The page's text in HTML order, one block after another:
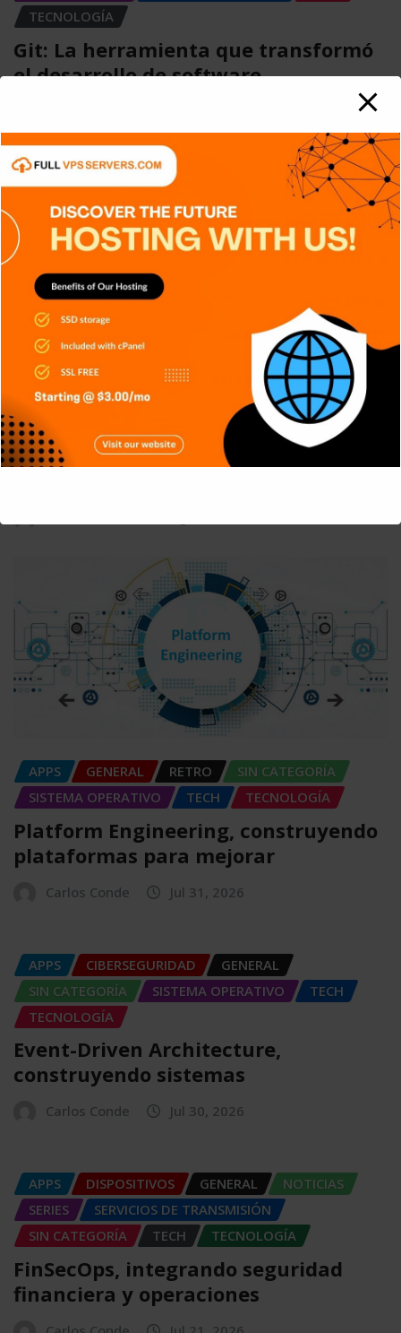
TECNOLOGÍA
Git: La herramienta que transformó
el desarrollo de software
APPS DISPOSITIVOS
NOTICIAS
SIN CATEGORÍA
SISTEMA OPERATIVO
TECH
TECNOLOGÍA
SIEM: El sistema que convierte miles
APPS GENERAL RETRO
SIN CATEGORÍA
SISTEMA OPERATIVO
TECH TECNOLOGÍA
Platform Engineering, construyendo
plataformas para mejorar
Carlos Conde Jul 31, 2026
APPS CIBERSEGURIDAD
GENERAL
SIN CATEGORÍA
SISTEMA OPERATIVO
TECH
TECNOLOGÍA
Event-Driven Architecture,
construyendo sistemas
Carlos Conde Jul 30, 2026
APPS DISPOSITIVOS GENERAL
NOTICIAS
SERIES
SERVICIOS DE TRANSMISIÓN
SIN CATEGORÍA
TECH TECNOLOGÍA
FinSecOps, integrando seguridad
financiera y operaciones